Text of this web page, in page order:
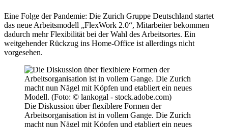
Eine Folge der Pandemie: Die Zurich Gruppe Deutschland startet
das neue Arbeitsmodell „FlexWork 2.0“, Mitarbeiter bekommen
dadurch mehr Flexibilität bei der Wahl des Arbeitsortes. Ein
weitgehender Rückzug ins Home-Office ist allerdings nicht
vorgesehen.
Die Diskussion über flexiblere Formen der
Arbeitsorganisation ist in vollem Gange. Die Zurich
macht nun Nägel mit Köpfen und etabliert ein neues